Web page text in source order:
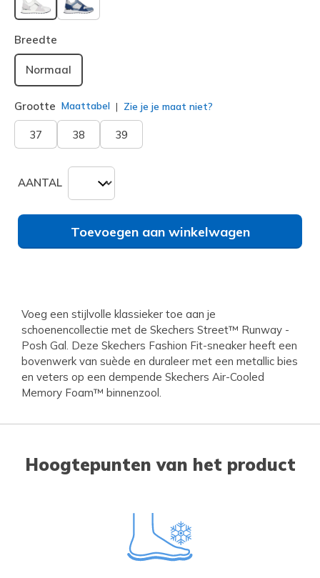
geselecteerd
Breedte
Normaal
Grootte Maattabel Zie je je maat niet?
37 38 39
AANTAL
Toevoegen aan winkelwagen
Voeg een stijlvolle klassieker toe aan je
schoenencollectie met de Skechers Street™ Runway -
Posh Gal. Deze Skechers Fashion Fit-sneaker heeft een
bovenwerk van suède en duraleer met een metallic bies
en veters op een dempende Skechers Air-Cooled
Memory Foam™ binnenzool.
Hoogtepunten van het product